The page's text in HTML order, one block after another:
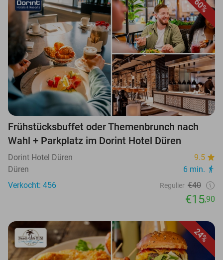
60%
Frühstücksbuffet oder Themenbrunch nach
Wahl + Parkplatz im Dorint Hotel Düren
Dorint Hotel Düren
9.5
Düren
6 min.
Verkocht: 456
Regulier €40
€15,90
24%